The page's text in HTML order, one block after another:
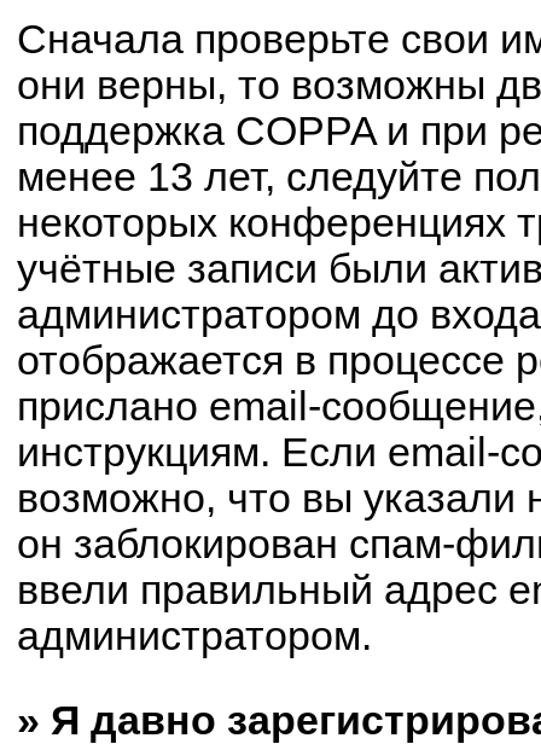
Сначала проверьте свои
они верны, то возможны
поддержка COPPA и при
менее 13 лет, следуйте
некоторых конференциях
учётные записи были
администратором до
отображается в процессе
прислано email-
инструкциям. Если email-
возможно, что вы
он заблокирован спам-
ввели правильный адрес
администратором.
» Я давно